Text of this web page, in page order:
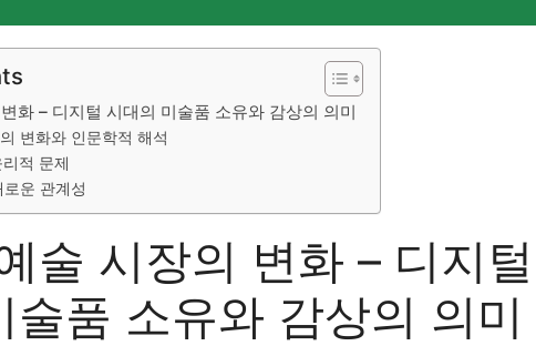
화 – 디지털 시대의 미술품 소유와 감상의 의미
변화와 인문학적 해석
적 문제
운 관계성
술 시장의 변화 – 디지털
술품 소유와 감상의 의미